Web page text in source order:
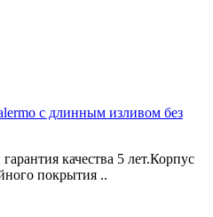
с длинным изливом без
качества 5 лет.Корпус
покрытия ..